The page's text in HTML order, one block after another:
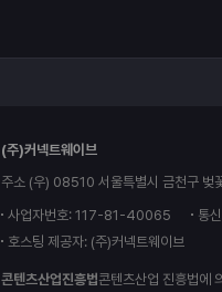
(주)커넥트웨이브
주소 (우) 08510 서울특별시 금천구
사업자번호: 117-81-40065
통
호스팅 제공자: (주)커넥트웨이브
콘텐츠산업진흥법콘텐츠산업 진흥법에